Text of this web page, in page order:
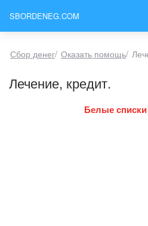
SBORDENEG.COM
Сбор денег/ Оказать помощь/
Лечение, кредит.
Белые